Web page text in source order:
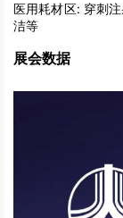
医用耗材区: 穿刺
洁等
展会数据